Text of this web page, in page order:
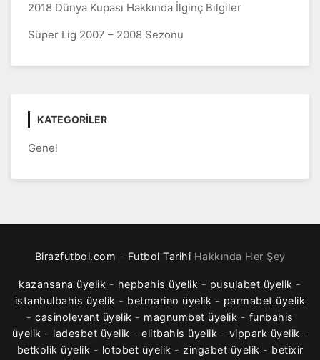
2018 Dünya Kupası Hakkında İlginç Bilgiler
Süper Lig 2007 – 2008 Sezonu
KATEGORILER
Genel
Birazfutbol.com - Futbol Tarihi Hakkında Her Şey
kazansana üyelik - hepbahis üyelik - pusulabet üyelik -
istanbulbahis üyelik - betmarino üyelik - parmabet üyelik
-casinolevant üyelik - magnumbet üyelik - funbahis
üyelik - ladesbet üyelik - elitbahis üyelik - vippark üyelik -
betkolik üyelik - lotobet üyelik - zingabet üyelik - betixir